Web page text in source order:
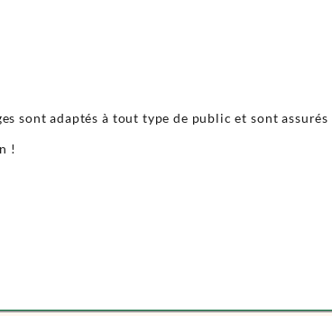
sont adaptés à tout type de public et sont
!